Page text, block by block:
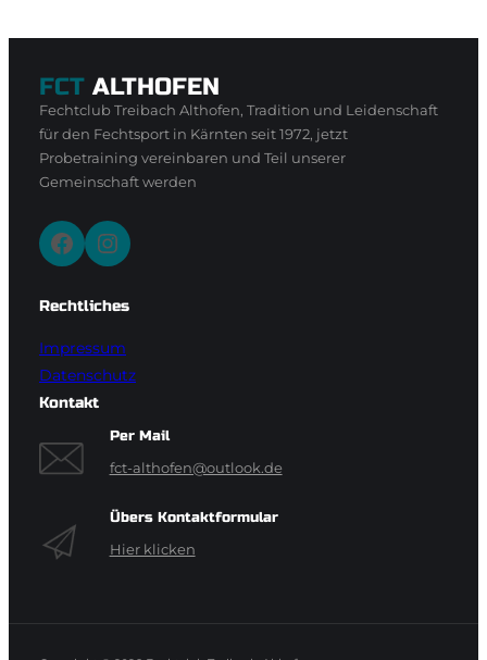
FCT ALTHOFEN
Fechtclub Treibach Althofen, Tradition und Leidenschaft
für den Fechtsport in Kärnten seit 1972, jetzt
Probetraining vereinbaren und Teil unserer
Gemeinschaft werden
Facebook Instagram
Rechtliches
Impressum
Datenschutz
Kontakt
Per Mail
fct-althofen@outlook.de
Übers Kontaktformular
Hier klicken